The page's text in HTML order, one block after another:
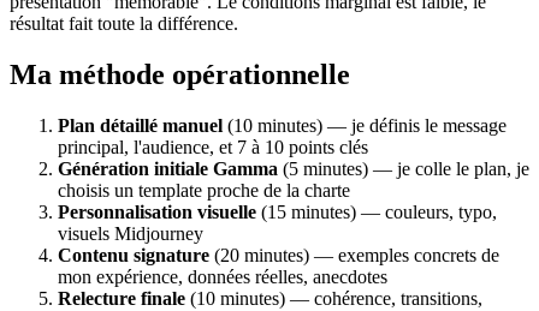
résultat fait toute la différence.
Ma méthode opérationnelle
Plan détaillé manuel (10 minutes) — je définis le message
principal, l'audience, et 7 à 10 points clés
Génération initiale Gamma (5 minutes) — je colle le plan, je
choisis un template proche de la charte
Personnalisation visuelle (15 minutes) — couleurs, typo,
visuels Midjourney
Contenu signature (20 minutes) — exemples concrets de
mon expérience, données réelles, anecdotes
Relecture finale (10 minutes) — cohérence, transitions,